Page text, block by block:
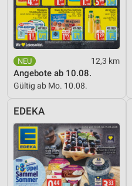
12,3 km
Angebote ab 10.08.
Gültig ab Mo. 10.08.
EDEKA